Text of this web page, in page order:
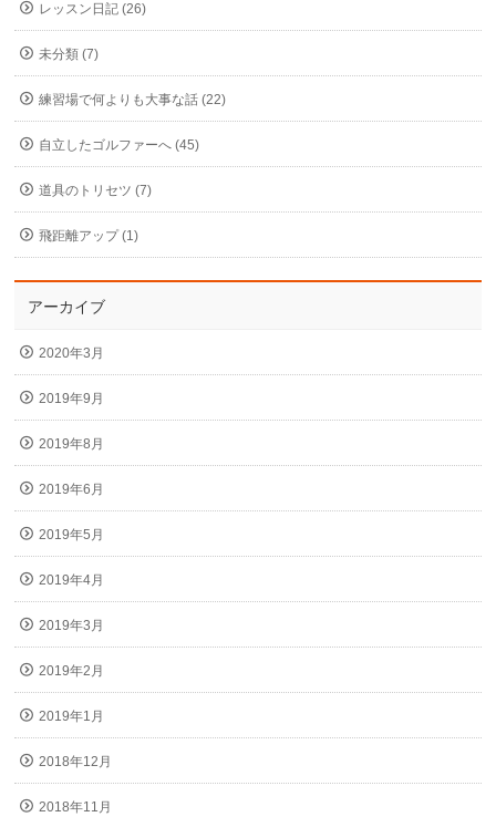
レッスン日記 (26)
未分類 (7)
練習場で何よりも大事な話 (22)
自立したゴルファーへ (45)
道具のトリセツ (7)
飛距離アップ (1)
アーカイブ
2020年3月
2019年9月
2019年8月
2019年6月
2019年5月
2019年4月
2019年3月
2019年2月
2019年1月
2018年12月
2018年11月